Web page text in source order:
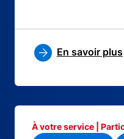
En savoir plus
À votre service |